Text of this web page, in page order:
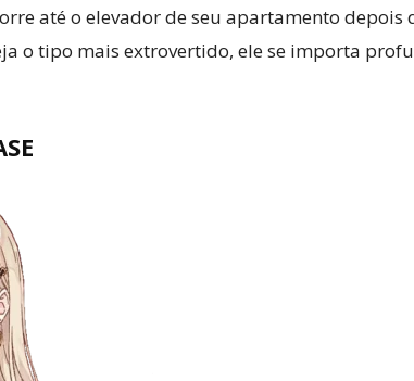
até o elevador de seu apartamento depois
o tipo mais extrovertido, ele se importa